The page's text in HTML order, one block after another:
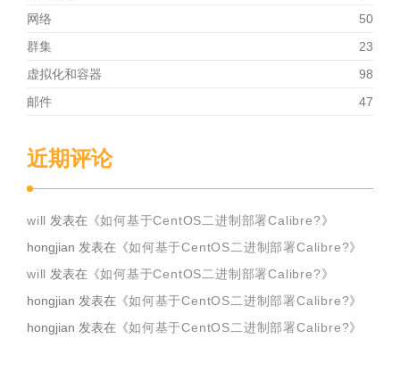
网络
50
群集
23
虚拟化和容器
98
邮件
47
近期评论
will 发表在《如何基于CentOS二进制部署Calibre?》
hongjian 发表在《如何基于CentOS二进制部署Calibre?》
will 发表在《如何基于CentOS二进制部署Calibre?》
hongjian 发表在《如何基于CentOS二进制部署Calibre?》
hongjian 发表在《如何基于CentOS二进制部署Calibre?》